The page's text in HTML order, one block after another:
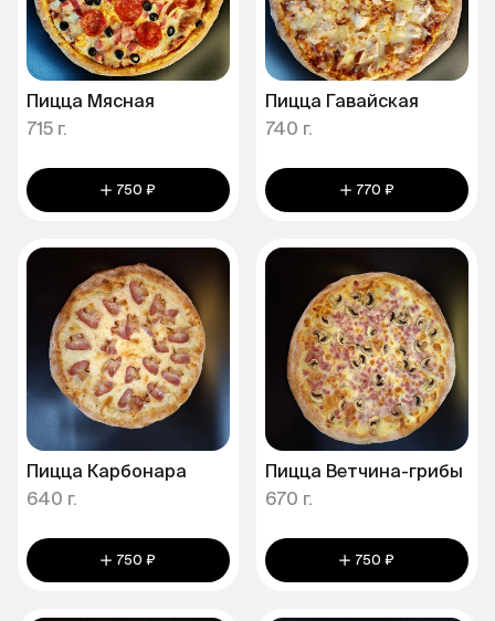
Пицца Мясная
715 г.
750 ₽
Пицца Гавайская
740 г.
770 ₽
Пицца Карбонара
640 г.
750 ₽
Пицца Ветчина-грибы
670 г.
750 ₽